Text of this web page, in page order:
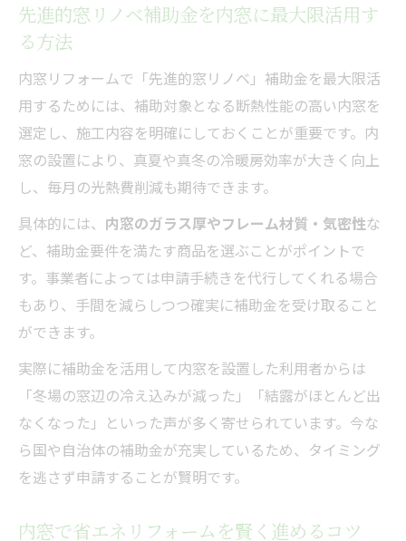
先進的窓リノベ補助金を内窓に最大限活用す
る方法
内窓リフォームで「先進的窓リノベ」補助金を最大限活
用するためには、補助対象となる断熱性能の高い内窓を
選定し、施工内容を明確にしておくことが重要です。内
窓の設置により、真夏や真冬の冷暖房効率が大きく向上
し、毎月の光熱費削減も期待できます。
具体的には、 内窓のガラス厚やフレーム材質・気密性な
ど、補助金要件を満たす商品を選ぶことがポイントで
す。事業者によっては申請手続きを代行してくれる場合
もあり、手間を減らしつつ確実に補助金を受け取ること
ができます。
実際に補助金を活用して内窓を設置した利用者からは
「冬場の窓辺の冷え込みが減った」「結露がほとんど出
なくなった」といった声が多く寄せられています。今な
ら国や自治体の補助金が充実しているため、タイミング
を逃さず申請することが賢明です。
内窓で省エネリフォームを賢く進めるコツ